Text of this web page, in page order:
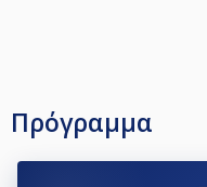
Πρόγραμμα